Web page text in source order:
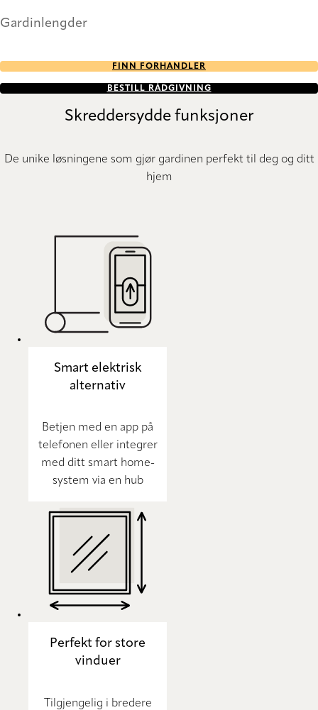
Gardinlengder
FINN FORHANDLER
BESTILL RÅDGIVNING
Skreddersydde funksjoner
De unike løsningene som gjør gardinen perfekt til deg og ditt
hjem
Smart elektrisk
alternativ
Betjen med en app på
telefonen eller integrer
med ditt smart home-
system via en hub
Perfekt for store
vinduer
Tilgjengelig i bredere